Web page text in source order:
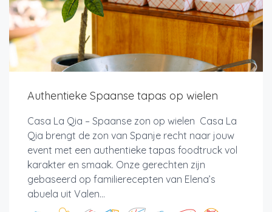
Authentieke Spaanse tapas op wielen
Casa La Qia – Spaanse zon op wielen Casa La
Qia brengt de zon van Spanje recht naar jouw
event met een authentieke tapas foodtruck vol
karakter en smaak. Onze gerechten zijn
gebaseerd op familierecepten van Elena’s
abuela uit Valen...